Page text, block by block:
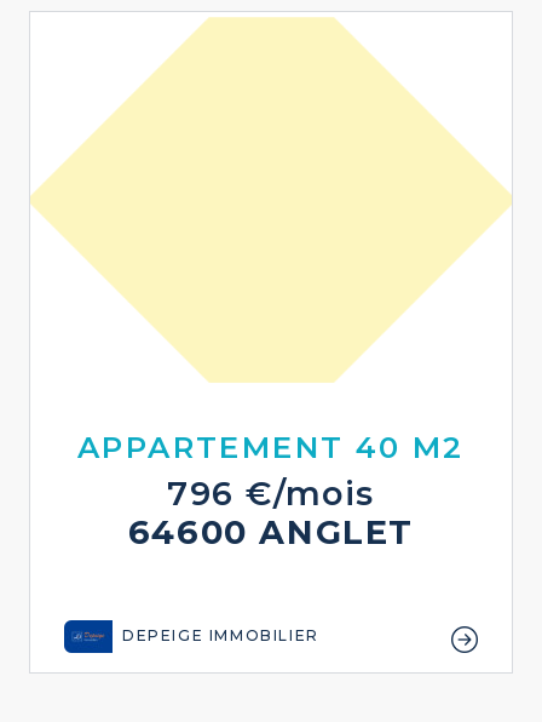
APPARTEMENT 40 M2
796 €/mois
64600 ANGLET
DEPEIGE IMMOBILIER